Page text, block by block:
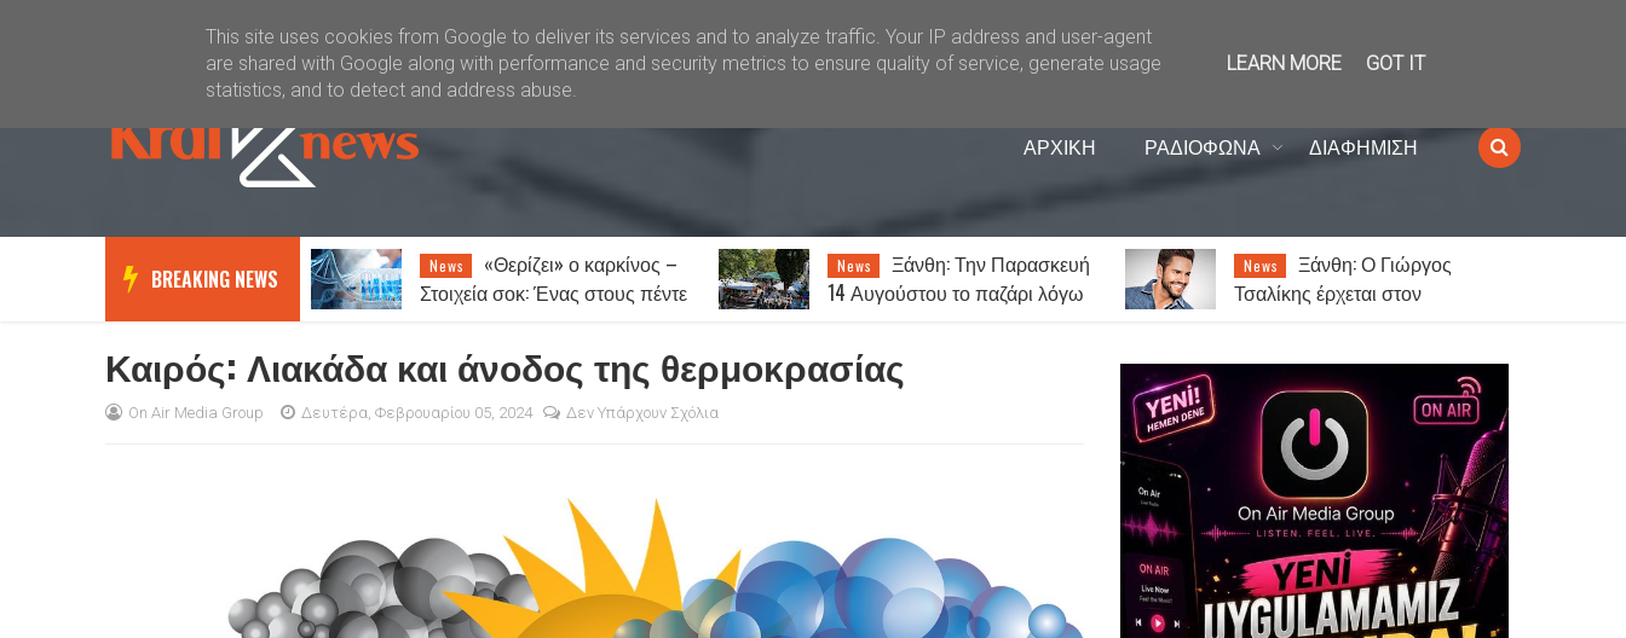
Καλώς ήλθατε Kral News
ΑΡΧΙΚΗ ΡΑΔΙΟΦΩΝΑ ΔΙΑΦΗΜΙΣΗ
BREAKING NEWS News
«Θερίζει» ο καρκίνος –
Στοιχεία σοκ: Ένας στους πέντε
News
Ξάνθη: Την Παρασκευή
14 Αυγούστου το παζάρι λόγω
News
Ξάνθη: Ο Γιώργος
Τσαλίκης έρχεται στον
Καιρός: Λιακάδα και άνοδος της θερμοκρασίας
On Air Media Group Δευτέρα, Φεβρουαρίου 05, 2024 Δεν Υπάρχουν Σχόλια
This site uses cookies from Google to deliver its services and to analyze traffic. Your IP address and user-agent
are shared with Google along with performance and security metrics to ensure quality of service, generate usage
statistics, and to detect and address abuse.
LEARN MORE GOT IT